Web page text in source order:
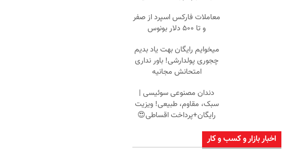
معاملات فارکس اسپرد از صفر
و تا ۵۰۰ دلار بونوس
میخوایم رایگان بهت یاد بدیم
چجوری پولدارشی! باور نداری
امتحانش مجانیه
دندان مصنوعی سوئیسی |
سبک، مقاوم، طبیعی! ویزیت
رایگان+پرداخت اقساطی😍
اخبار بازار و کسب و کار